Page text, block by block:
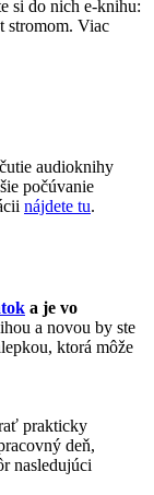
si do nich e-knihu:
stromom. Viac
audioknihy
počúvanie
nájdete tu.
a je vo
a novou by ste
ktorá môže
prakticky
deň,
nasledujúci